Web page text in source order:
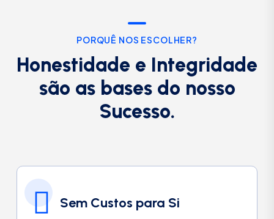
PORQUÊ NOS ESCOLHER?
Honestidade e Integridade
são as bases do nosso
Sucesso.
Sem Custos para Si